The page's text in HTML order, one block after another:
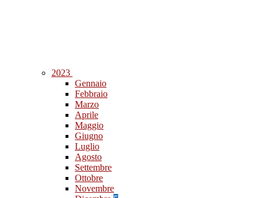
2023
Gennaio
Febbraio
Marzo
Aprile
Maggio
Giugno
Luglio
Agosto
Settembre
Ottobre
Novembre